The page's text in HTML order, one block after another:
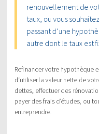
renouvellement de
taux, ou vous
passant d’une
autre dont le taux est
Refinancer votre hypothèque
d’utiliser la valeur nette de
dettes, effectuer des
payer des frais d’études, ou
entreprendre.